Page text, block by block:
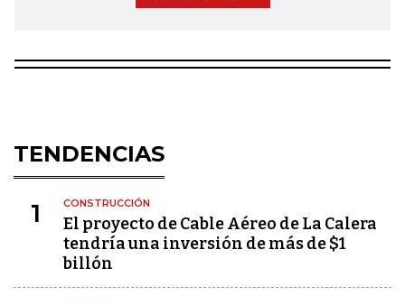
TENDENCIAS
1 CONSTRUCCIÓN
El proyecto de Cable Aéreo de La Calera
tendría una inversión de más de $1
billón